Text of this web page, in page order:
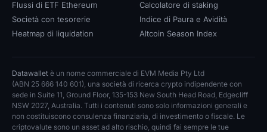
Flussi di ETF Ethereum
Società con tesorerie
Heatmap di liquidation
Calcolatore di staking
Indice di Paura e Avidità
Altcoin Season Index
Datawallet è un nome commerciale di EVM Media Pty Ltd
(ABN 25 666 140 601), una società di ricerca crypto indipendente con
sede in Suite 11, Ground Floor, 135-153 New South Head Road, Edgecliff
NSW 2027, Australia. Tutti i contenuti sono solo informazioni generali e
non costituiscono consulenza finanziaria, di investimento o fiscale. Le
criptovalute sono un asset ad alto rischio, quindi fai sempre le tue